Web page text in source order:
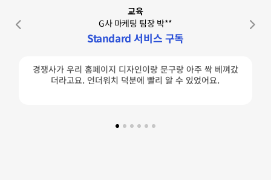
교육
G사 마케팅 팀장 박**
Standard 서비스 구독
경쟁사가 우리 홈페이지 디자인이랑 문구랑 아주 싹 베껴갔
더라고요. 언더워치 덕분에 빨리 알 수 있었어요.